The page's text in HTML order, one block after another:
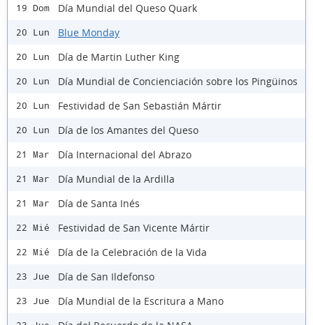
19 Dom Día Mundial del Queso Quark
20 Lun Blue Monday
20 Lun Día de Martin Luther King
20 Lun Día Mundial de Concienciación sobre los Pingüinos
20 Lun Festividad de San Sebastián Mártir
20 Lun Día de los Amantes del Queso
21 Mar Día Internacional del Abrazo
21 Mar Día Mundial de la Ardilla
21 Mar Día de Santa Inés
22 Mié Festividad de San Vicente Mártir
22 Mié Día de la Celebración de la Vida
23 Jue Día de San Ildefonso
23 Jue Día Mundial de la Escritura a Mano